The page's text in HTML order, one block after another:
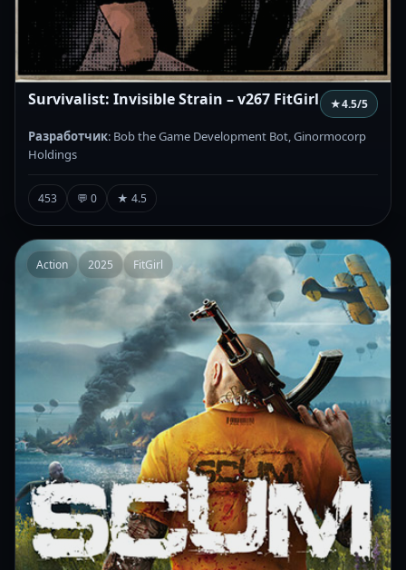
Survivalist: Invisible Strain – v267 FitGirl ★4.5/5
Разработчик: Bob the Game Development Bot, Ginormocorp
Holdings
453 💬 0 ★ 4.5
Action 2025 FitGirl